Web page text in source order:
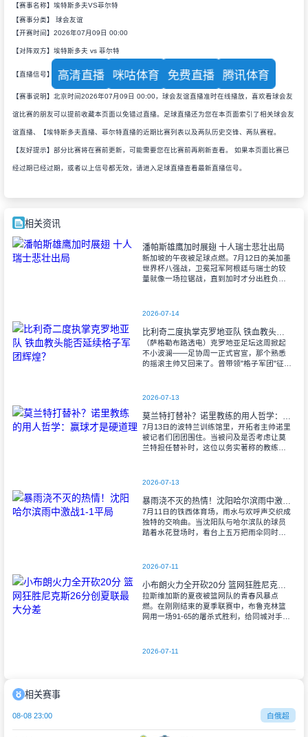
【赛事名称】埃特斯多夫VS菲尔特
【赛事分类】 球会友谊
【开赛时间】2026年07月09日 00:00
【对阵双方】埃特斯多夫 vs 菲尔特
【直播信号】 高清直播 咪咕体育 免费直播 腾讯体育
【赛事说明】北京时间2026年07月09日 00:00，球会友谊直播准时在线播放，喜欢看球会友
谊比赛的朋友可以提前收藏本页面以免错过直播。足球直播还为您在本页面索引了相关球会友
谊直播、【埃特斯多夫直播、菲尔特直播的近期比赛列表以及两队历史交锋、两队赛程。
【友好提示】部分比赛将在赛前更新，可能需要您在比赛前再刷新查看。 如果本页面比赛已
经过期已经过期，或者以上信号都无效，请进入足球直播查看最新直播信号。
相关资讯
潘帕斯雄鹰加时展翅 十人瑞士悲壮出局
新加坡的午夜被足球点燃。7月12日的美加墨
世界杯八强战，卫冕冠军阿根廷与瑞士的较
量就像一场拉锯战，直到加时才分出胜负。
2026-07-14
比利奇二度执掌克罗地亚队 铁血教头能否延续格子军团辉煌？
（萨格勒布路透电）克罗地亚足坛这周掀起
不小波澜——足协周一正式官宣，那个熟悉
的摇滚主帅又回来了。曾带领"格子军团"征战
2026-07-13
莫兰特打替补？诺里教练的用人哲学：赢球才是硬道理
7月13日的波特兰训练馆里，开拓者主帅诺里
被记者们团团围住。当被问及是否考虑让莫
兰特担任替补时，这位以务实著称的教练露
2026-07-13
暴雨浇不灭的热情！沈阳哈尔滨雨中激战1-1平局
7月11日的铁西体育场，雨水与欢呼声交织成
独特的交响曲。当沈阳队与哈尔滨队的球员
踏着水花登场时，看台上五万把雨伞同时收
2026-07-11
小布朗火力全开砍20分 篮网狂胜尼克斯26分创夏联最大分差
拉斯维加斯的夏夜被篮网队的青春风暴点
燃。在刚刚结束的夏季联赛中，布鲁克林篮
网用一场91-65的屠杀式胜利，给同城对手尼
2026-07-11
相关赛事
08-08 23:00 白俄超